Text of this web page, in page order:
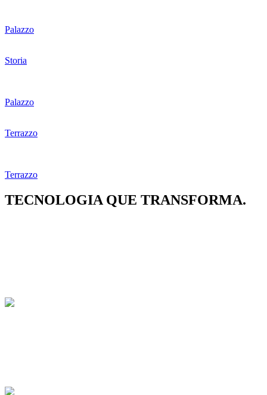
Palazzo
Storia
Palazzo
Terrazzo
Terrazzo
TECNOLOGIA QUE TRANSFORMA.